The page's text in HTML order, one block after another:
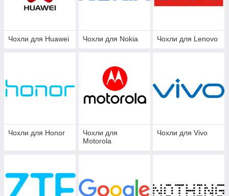
Чохли для Huawei Чохли для Nokia Чохли для Lenovo
Чохли для Honor
Чохли для
Motorola
Чохли для Vivo